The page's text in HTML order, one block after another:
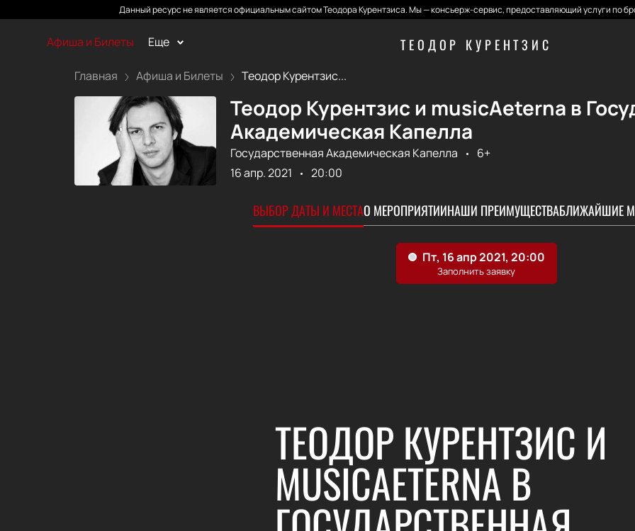
Данный ресурс не является официальным сайтом Теодора Курентзиса. Мы — консьерж-сервис, предоставляющий услуги по
ТЕОДОР КУРЕНТЗИС
Афиша и Билеты Еще
Главная Афиша и Билеты Теодор Курентзис...
Теодор Курентзис и musicAeterna в
Академическая Капелла
Государственная Академическая Капелла
6+
16 апр. 2021
20:00
ВЫБОР ДАТЫ И МЕСТАО МЕРОПРИЯТИИНАШИ ПРЕИМУЩЕСТВАБЛИЖАЙШИЕ
ТЕОДОР КУРЕНТЗИС И
MUSICAETERNA В